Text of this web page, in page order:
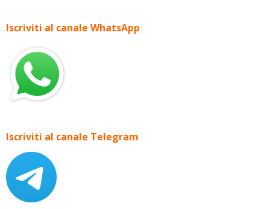
Iscriviti al canale WhatsApp
Iscriviti al canale Telegram